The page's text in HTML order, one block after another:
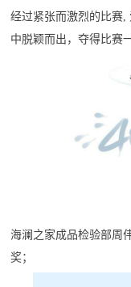
经过紧张而激烈的比赛,
中脱颖而出，夺得比赛
海澜之家成品检验部周
奖；